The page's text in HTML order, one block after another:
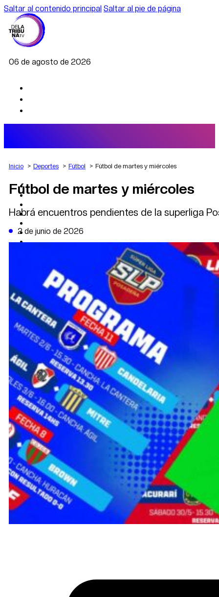
Saltar al contenido principal Saltar al pie de página
06 de agosto de 2026
AGRO
DEPORTES
POLÍTICA
DATA FIRME
DE LA TRIBUNA TV
Inicio Deportes Fútbol Fútbol de martes y miércoles
Fútbol de martes y miércoles
Habrá encuentros pendientes de la superliga
2 de junio de 2026